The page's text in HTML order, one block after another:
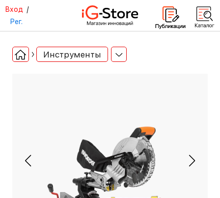
Вход /
Рег.
Инструменты